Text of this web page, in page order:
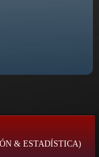
& ESTADÍSTICA)